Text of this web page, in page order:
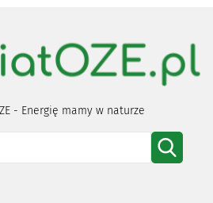
- Energię mamy w naturze